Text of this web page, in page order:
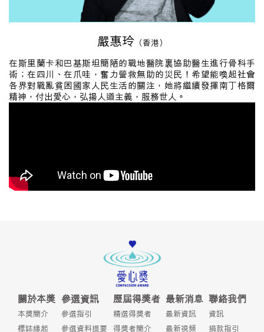
嚴惠玲 （香港）
在斯里蘭卡和巴基斯坦簡陋的戰地醫院裏協助醫生進行骨科手
術；在四川、在爪哇，奮力營救無助的災民！希望能喚起社會
各界對戰亂貧困國家人民生活的關注，她將繼續發揮南丁格爾
精神，付出愛心，弘揚人道主義，服務世人。
關於本獎
本獎簡介
標誌緣起
參選資訊
參選指引
參選資料提要
歷屆得獎者
精選得獎者
得獎者簡介
最新消息
最新資訊
最新視頻
聯絡我們
資訊
捐款指引